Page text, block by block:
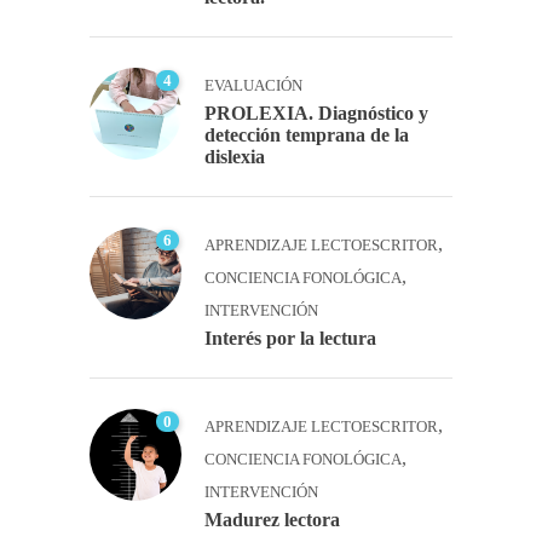
4 EVALUACIÓN
PROLEXIA. Diagnóstico y
detección temprana de la
dislexia
6 APRENDIZAJE LECTOESCRITOR,
CONCIENCIA FONOLÓGICA,
INTERVENCIÓN
Interés por la lectura
0 APRENDIZAJE LECTOESCRITOR,
CONCIENCIA FONOLÓGICA,
INTERVENCIÓN
Madurez lectora